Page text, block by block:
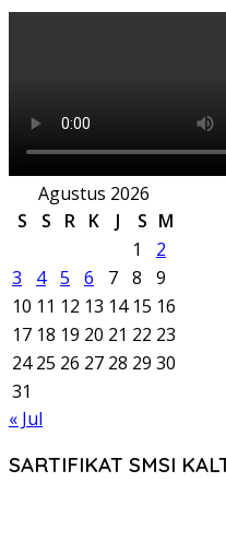
Agustus 2026
S
S R K J S M
1
2
3
4 5 6 7 8
9
10 11 12 13 14 15 16
17 18 19 20 21 22 23
24 25 26 27 28 29 30
31
« Jul
SARTIFIKAT SMSI